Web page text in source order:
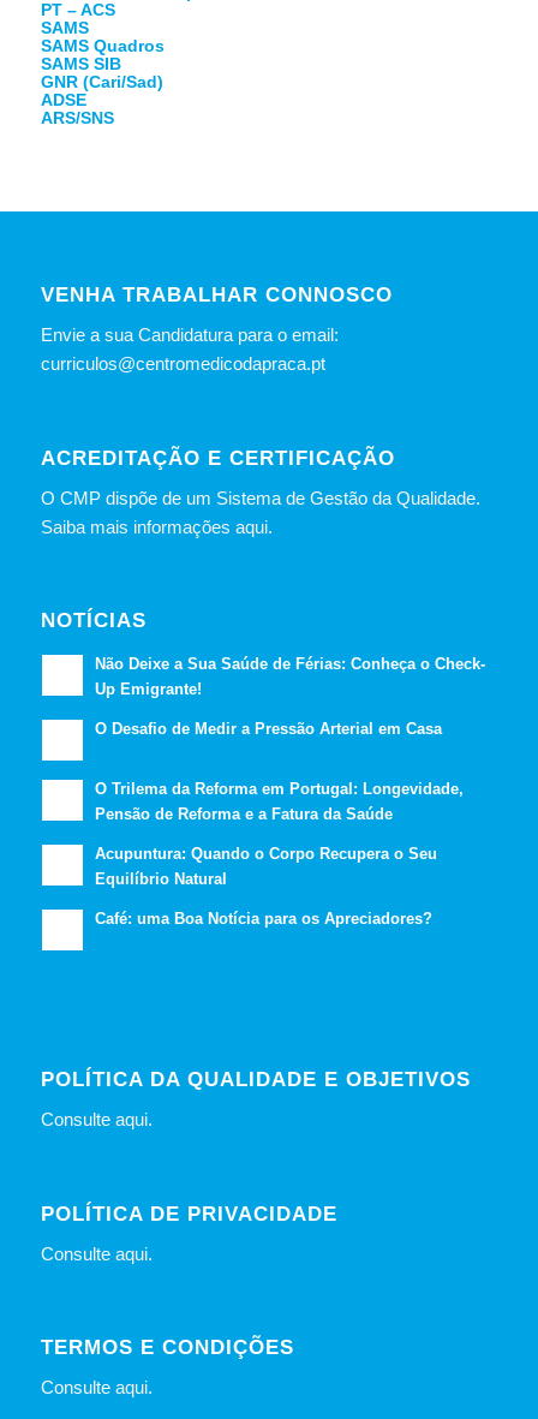
PT – ACS
SAMS
SAMS Quadros
SAMS SIB
GNR (Cari/Sad)
ADSE
ARS/SNS
VENHA TRABALHAR CONNOSCO
Envie a sua Candidatura para o email:
curriculos@centromedicodapraca.pt
ACREDITAÇÃO E CERTIFICAÇÃO
O CMP dispõe de um Sistema de Gestão da Qualidade.
Saiba mais informações aqui.
NOTÍCIAS
Não Deixe a Sua Saúde de Férias: Conheça o Check-
Up Emigrante!
O Desafio de Medir a Pressão Arterial em Casa
O Trilema da Reforma em Portugal: Longevidade,
Pensão de Reforma e a Fatura da Saúde
Acupuntura: Quando o Corpo Recupera o Seu
Equilíbrio Natural
Café: uma Boa Notícia para os Apreciadores?
POLÍTICA DA QUALIDADE E OBJETIVOS
Consulte aqui.
POLÍTICA DE PRIVACIDADE
Consulte aqui.
TERMOS E CONDIÇÕES
Consulte aqui.